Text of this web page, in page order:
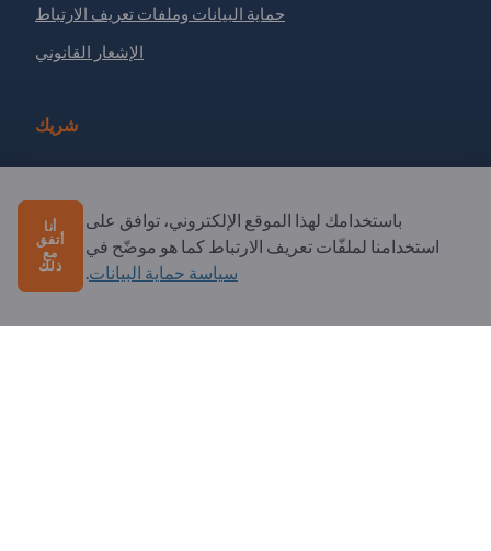
حماية البيانات وملفات تعريف الارتباط
الإشعار القانوني
شريك
الاشتراك في النشرة الإخبارية
لديك أسئلة؟
باستخدامك لهذا الموقع الإلكتروني، توافق على
استخدامنا لملفّات تعريف الارتباط كما هو موضّح في
سياسة حماية البيانات.
أنا
أتفق
مع
ذلك